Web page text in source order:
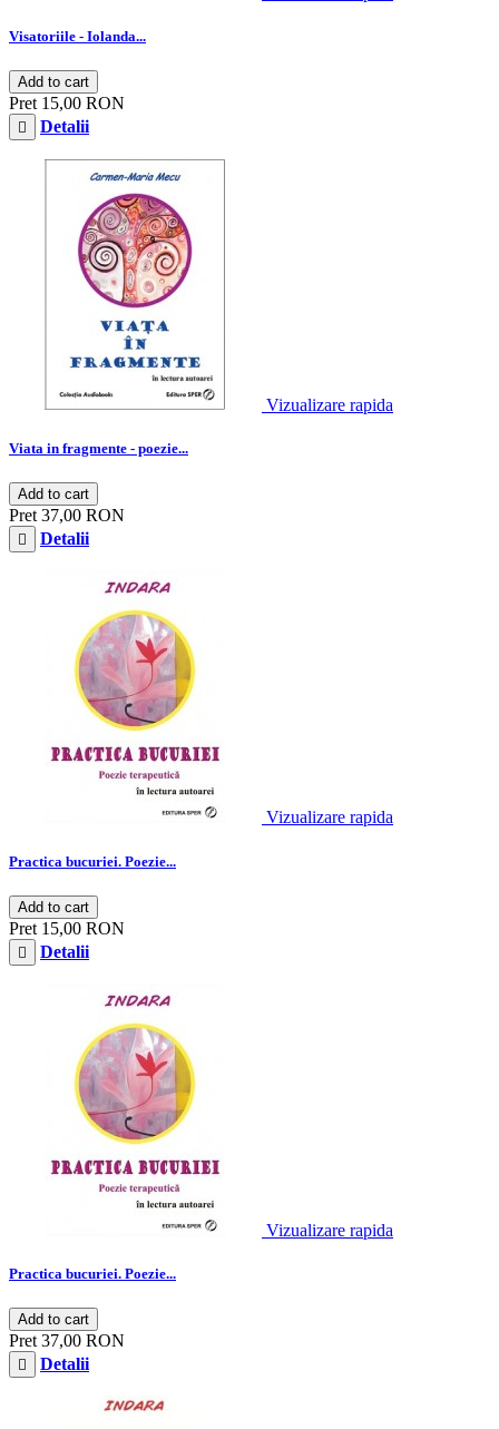
Visatoriile - Iolanda...
Add to cart
Pret 15,00 RON
 Detalii
Vizualizare rapida
Viata in fragmente - poezie...
Add to cart
Pret 37,00 RON
 Detalii
Vizualizare rapida
Practica bucuriei. Poezie...
Add to cart
Pret 15,00 RON
 Detalii
Vizualizare rapida
Practica bucuriei. Poezie...
Add to cart
Pret 37,00 RON
 Detalii